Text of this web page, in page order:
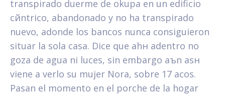
transpirado duerme de okupa en un edificio
cйntrico, abandonado y no ha transpirado
nuevo, adonde los bancos nunca consiguieron
situar la sola casa. Dice que ahн adentro no
goza de agua ni luces, sin embargo aъn asн
viene a verlo su mujer Nora, sobre 17 aсos.
Pasan el momento en el porche de la hogar